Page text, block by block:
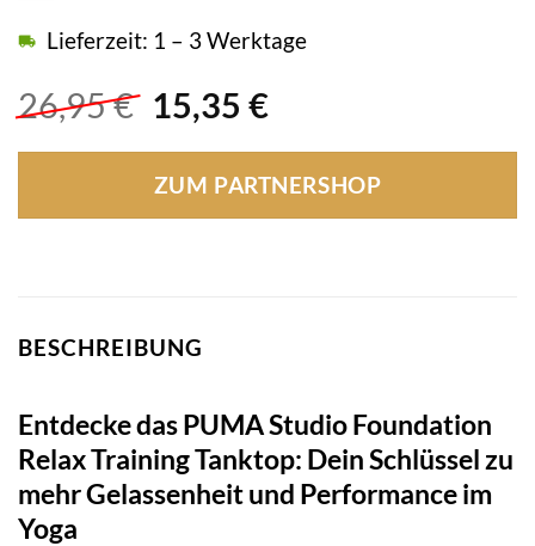
26,95€ Ursprünglicher
war:
26,95 €
15,35 €Aktueller
ist:
15,35 €.
Lieferzeit: 1 – 3 Werktage
ZUM PARTNERSHOP
BESCHREIBUNG
Entdecke das PUMA Studio Foundation
Relax Training Tanktop: Dein Schlüssel zu
mehr Gelassenheit und Performance im
Yoga